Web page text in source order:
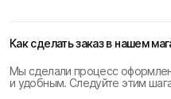
Как сделать заказ в нашем
Мы сделали процесс
и удобным. Следуйте этим